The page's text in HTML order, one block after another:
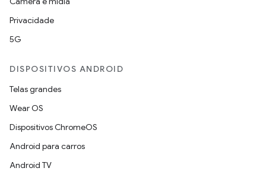
Privacidade
5G
DISPOSITIVOS ANDROID
Telas grandes
Wear OS
Dispositivos ChromeOS
Android para carros
Android TV